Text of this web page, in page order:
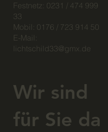
Festnetz: 0231 / 474 999
33
Mobil: 0176 / 723 914 50
E-Mail:
lichtschild33@gmx.de
Wir sind
für Sie da